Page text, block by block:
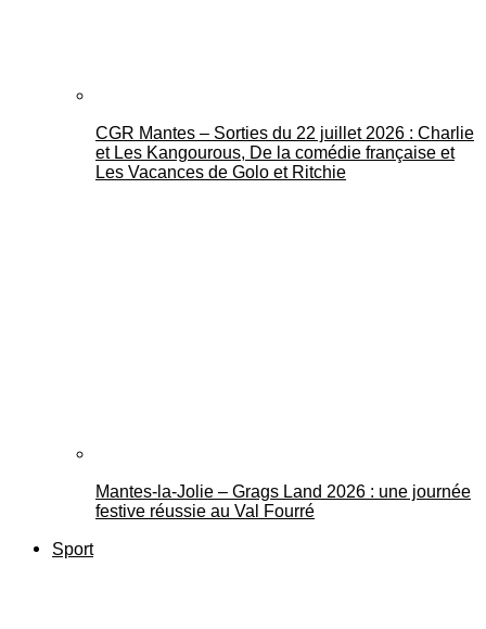
CGR Mantes – Sorties du 22 juillet 2026 : Charlie
et Les Kangourous, De la comédie française et
Les Vacances de Golo et Ritchie
Mantes-la-Jolie – Grags Land 2026 : une journée
festive réussie au Val Fourré
Sport